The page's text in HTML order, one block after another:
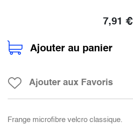
7,91 €
Ajouter au panier
Ajouter aux Favoris
Frange microfibre velcro classique.